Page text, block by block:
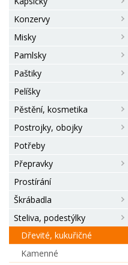
Konzervy
Misky
Pamlsky
Paštiky
Pelíšky
Pěstění, kosmetika
Postrojky, obojky
Potřeby
Přepravky
Prostírání
Škrábadla
Steliva, podestýlky
Dřevité, kukuřičné
Kamenné